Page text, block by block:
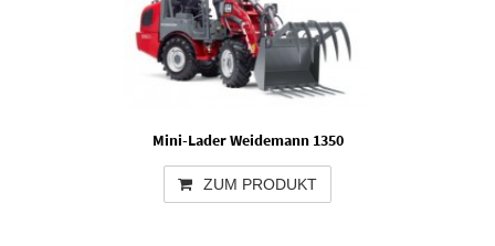
Mini-Lader Weidemann 1350
ZUM PRODUKT